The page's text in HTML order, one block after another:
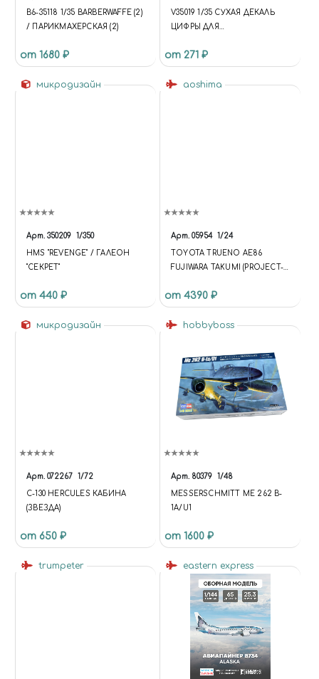
B6-35118 1/35 BARBERWAFFE (2)
/ ПАРИКМАХЕРСКАЯ (2)
от 1680 ₽
V35019 1/35 СУХАЯ ДЕКАЛЬ
ЦИФРЫ ДЛЯ
ВЫСОТА: 6,48/12,24 ММ.
СССР, РОССИЯ, ДРУГИЕ
СТРАНЫ.
от 271 ₽
микродизайн
Арт. 350209 1/350
HMS "REVENGE" / ГАЛЕОН
"СЕКРЕТ"
от 440 ₽
aoshima
Арт. 05954 1/24
TOYOTA TRUENO AE86
FUJIWARA TAKUMI (PROJECT-D
от 4390 ₽
микродизайн
Арт. 072267 1/72
C-130 HERCULES КАБИНА
(ЗВЕЗДА)
от 650 ₽
hobbyboss
Арт. 80379 1/48
MESSERSCHMITT ME 262 B-
1A/U1
от 1600 ₽
trumpeter eastern express